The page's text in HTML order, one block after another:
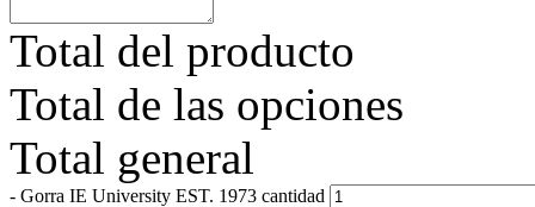
Total del producto
Total de las opciones
Total general
- Gorra IE University EST. 1973 cantidad